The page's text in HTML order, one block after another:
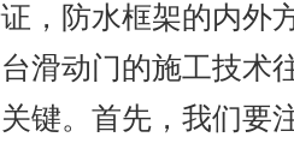
，防水框架的内外
滑动门的施工技术
键。首先，我们要